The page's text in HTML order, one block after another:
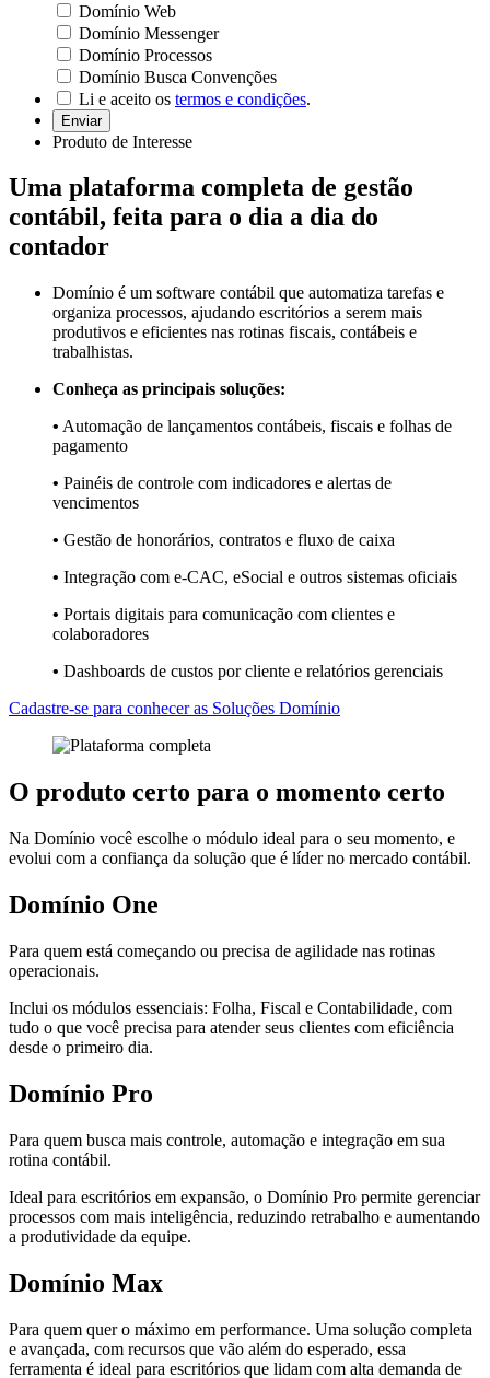
Domínio Web
Domínio Messenger
Domínio Processos
Domínio Busca Convenções
Li e aceito os termos e condições.
Enviar
Produto de Interesse
Uma plataforma completa de gestão
contábil, feita para o dia a dia do
contador
Domínio é um software contábil que automatiza tarefas e
organiza processos, ajudando escritórios a serem mais
produtivos e eficientes nas rotinas fiscais, contábeis e
trabalhistas.
Conheça as principais soluções:
• Automação de lançamentos contábeis, fiscais e folhas de
pagamento
• Painéis de controle com indicadores e alertas de
vencimentos
• Gestão de honorários, contratos e fluxo de caixa
• Integração com e-CAC, eSocial e outros sistemas oficiais
• Portais digitais para comunicação com clientes e
colaboradores
• Dashboards de custos por cliente e relatórios gerenciais
Cadastre-se para conhecer as Soluções Domínio
O produto certo para o momento certo
Na Domínio você escolhe o módulo ideal para o seu momento, e
evolui com a confiança da solução que é líder no mercado contábil.
Domínio One
Para quem está começando ou precisa de agilidade nas rotinas
operacionais.
Inclui os módulos essenciais: Folha, Fiscal e Contabilidade, com
tudo o que você precisa para atender seus clientes com eficiência
desde o primeiro dia.
Domínio Pro
Para quem busca mais controle, automação e integração em sua
rotina contábil.
Ideal para escritórios em expansão, o Domínio Pro permite gerenciar
processos com mais inteligência, reduzindo retrabalho e aumentando
a produtividade da equipe.
Domínio Max
Para quem quer o máximo em performance. Uma solução completa
e avançada, com recursos que vão além do esperado, essa
ferramenta é ideal para escritórios que lidam com alta demanda de